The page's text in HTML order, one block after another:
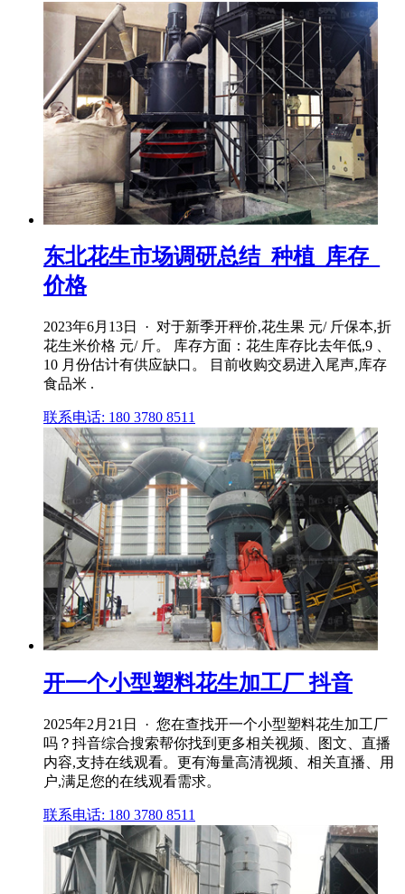
东北花生市场调研总结_种植_库存_
价格
2023年6月13日 · 对于新季开秤价,花生果 元/ 斤保本,折
花生米价格 元/ 斤。 库存方面：花生库存比去年低,9 、
10 月份估计有供应缺口。 目前收购交易进入尾声,库存
食品米 .
联系电话: 180 3780 8511
开一个小型塑料花生加工厂 抖音
2025年2月21日 · 您在查找开一个小型塑料花生加工厂
吗？抖音综合搜索帮你找到更多相关视频、图文、直播
内容,支持在线观看。更有海量高清视频、相关直播、用
户,满足您的在线观看需求。
联系电话: 180 3780 8511